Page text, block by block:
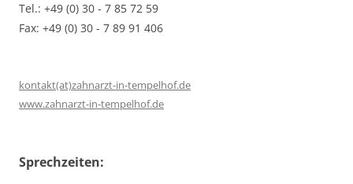
Tel.: +49 (0) 30 - 7 85 72 59
Fax: +49 (0) 30 - 7 89 91 406
kontakt(at)zahnarzt-in-tempelhof.de
www.zahnarzt-in-tempelhof.de
Sprechzeiten: